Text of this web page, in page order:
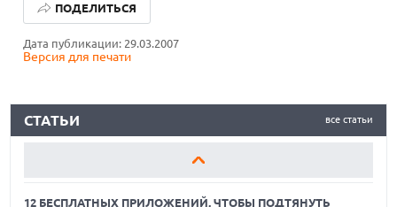
Дата публикации: 29.03.2007
Версия для печати
ПОДЕЛИТЬСЯ
все статьи
СТАТЬИ
ЛУЧШИЕ АВТОНОМНЫЕ ГАЗОНОКОСИЛКИ В 2026 ГОДУ
ЛУЧШИЕ ВИДЕОРЕГИСТРАТОРЫ В 2026 ГОДУ
ЛУЧШИЕ ВИДЕОРЕГИСТРАТОРЫ В 2026 ГОДУ
12 БЕСПЛАТНЫХ ПРИЛОЖЕНИЙ, ЧТОБЫ ПОДТЯНУТЬ